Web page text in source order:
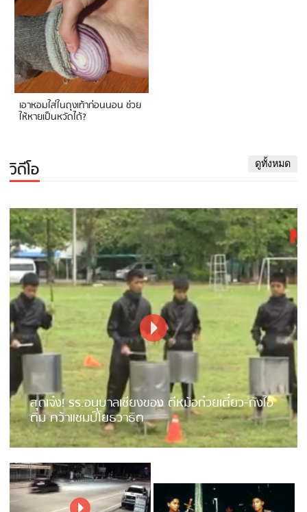
เอาหอมใส่ในถุงเท้าก่อนนอน ช่วย
ให้หายเป็นหวัดได้?
วิดีโอ ดูทั้งหมด
สุดเจ๋ง! รร.อนุบาลเชียงของ ตีหม้อก๋วยเตี๋ยว-ถังไอ
ติม คว้าแชมป์โยธวาธิต